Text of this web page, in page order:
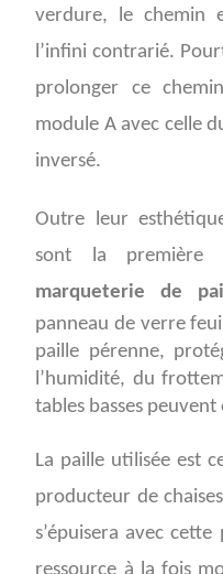
verdure, le chemin
l’infini contrarié.
prolonger ce
module A avec celle
inversé.
Outre leur
sont la première
marqueterie de
panneau de verre
paille pérenne,
l’humidité, du
tables basses
La paille utilisée est
producteur de
s’épuisera avec